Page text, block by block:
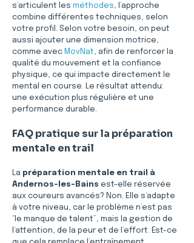
s’articulent les méthodes, l’approche
combine différentes techniques, selon
votre profil. Selon votre besoin, on peut
aussi ajouter une dimension motrice,
comme avec MovNat, afin de renforcer la
qualité du mouvement et la confiance
physique, ce qui impacte directement le
mental en course. Le résultat attendu:
une exécution plus régulière et une
performance durable.
FAQ pratique sur la préparation
mentale en trail
La préparation mentale en trail à
Andernos-les-Bains est-elle réservée
aux coureurs avancés? Non. Elle s’adapte
à votre niveau, car le problème n’est pas
“le manque de talent”, mais la gestion de
l’attention, de la peur et de l’effort. Est-ce